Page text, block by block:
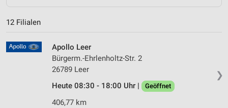
12 Filialen
❯
Apollo Leer
Bürgerm.-Ehrlenholtz-Str. 2
26789 Leer
Heute 08:30 - 18:00 Uhr |
Geöffnet
406,77 km